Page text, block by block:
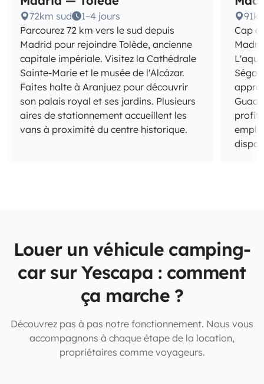
72km sud
1–4 jours
Parcourez 72 km vers le sud depuis
Madrid pour rejoindre Tolède, ancienne
capitale impériale. Visitez la Cathédrale
Sainte-Marie et le musée de l'Alcázar.
Faites halte à Aranjuez pour découvrir
son palais royal et ses jardins. Plusieurs
aires de stationnement accueillent les
vans à proximité du centre historique.
Cap
Louer un véhicule camping-
car sur Yescapa : comment
ça marche ?
Découvrez pas à pas notre fonctionnement. Nous vous
accompagnons à chaque étape de la location,
propriétaires comme voyageurs.